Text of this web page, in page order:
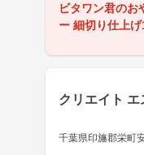
ビタワン君のお
ー 細切り仕上
クリエイト
千葉県印旛郡栄町